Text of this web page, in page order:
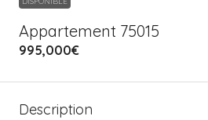
Appartement 75015
995,000€
Description